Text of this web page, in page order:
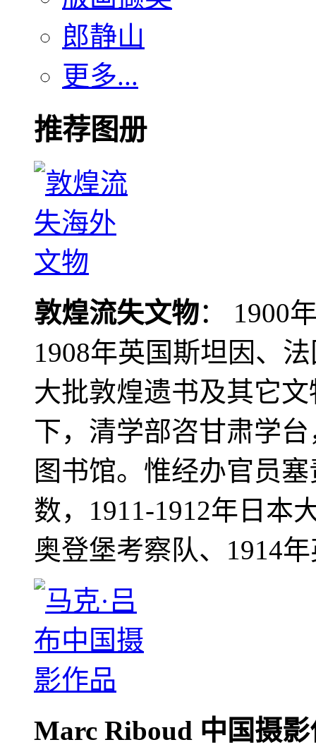
郎静山
更多...
推荐图册
敦煌流失文物： 1900
1908年英国斯坦因、
大批敦煌遗书及其它
下，清学部咨甘肃学
图书馆。惟经办官员
数，1911-1912年日本
奥登堡考察队、1914
Marc Riboud 中国摄